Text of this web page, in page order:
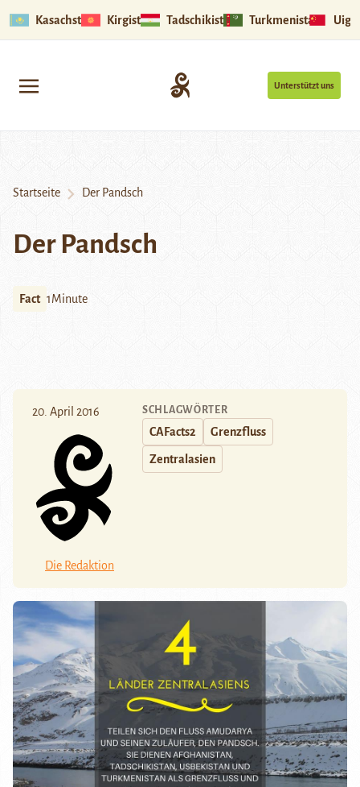
Kasachstan Kirgistan Tadschikistan Turkmenistan
Unterstützt uns
Startseite Der Pandsch
Der Pandsch
Fact 1Minute
20. April 2016
Die Redaktion
SCHLAGWÖRTER
CAFacts2 Grenzfluss
Zentralasien